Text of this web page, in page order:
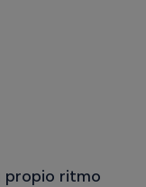
propio ritmo